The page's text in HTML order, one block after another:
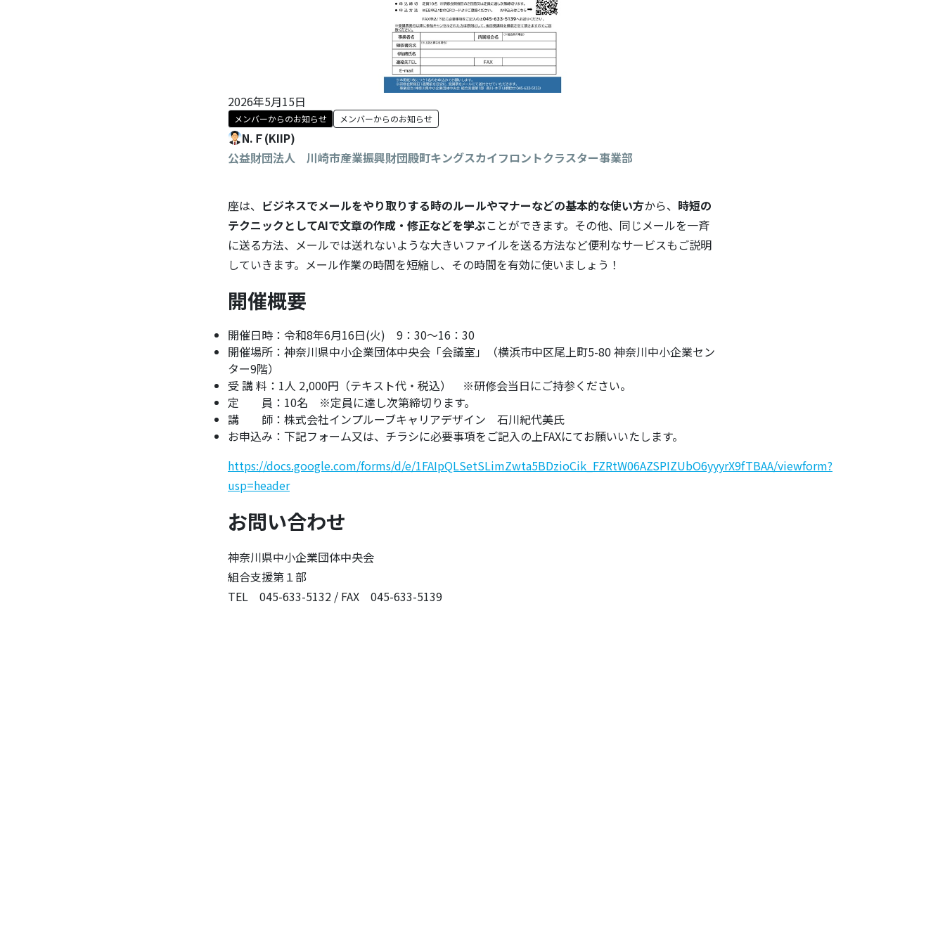
2026年5月15日
メンバーからのお知らせ メンバーからのお知らせ
N.Ｆ(KIIP)
公益財団法人 川崎市産業振興財団殿町キングスカイフロントクラスター事業部
座は、 ビジネスでメールをやり取りする時のルールやマナーなどの基本的な使い方から、 時短の
テクニックとしてAIで文章の作成・修正などを学ぶことができます。その他、同じメールを一斉
に送る方法、メールでは送れないような大きいファイルを送る方法など便利なサービスもご説明
していきます。メール作業の時間を短縮し、その時間を有効に使いましょう！
開催概要
開催日時：令和8年6月16日(火) 9：30～16：30
開催場所：神奈川県中小企業団体中央会「会議室」（横浜市中区尾上町5-80 神奈川中小企業セン
ター9階）
受 講 料：1人 2,000円（テキスト代・税込） ※研修会当日にご持参ください。
定 員：10名 ※定員に達し次第締切ります。
講 師：株式会社インプルーブキャリアデザイン 石川紀代美氏
お申込み：下記フォーム又は、チラシに必要事項をご記入の上FAXにてお願いいたします。
https://docs.google.com/forms/d/e/1FAIpQLSetSLimZwta5BDzioCik_FZRtW06AZSPIZUbO6yyyrX9fTBAA/viewform?
usp=header
お問い合わせ
神奈川県中小企業団体中央会
組合支援第１部
TEL 045-633-5132 / FAX 045-633-5139